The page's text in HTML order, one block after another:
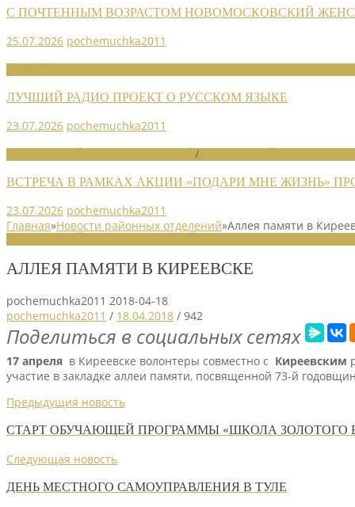
С ПОЧТЕННЫМ ВОЗРАСТОМ НОВОМОСКОВСКИЙ
25.07.2026 pochemuchka2011
ЛУЧШИЙ РАДИО ПРОЕКТ О РУССКОМ ЯЗЫКЕ
23.07.2026 pochemuchka2011
/
ВСТРЕЧА В РАМКАХ АКЦИИ «ПОДАРИ МНЕ ЖИЗНЬ»
23.07.2026 pochemuchka2011
Главная»Новости районных отделений»Аллея памяти в
АЛЛЕЯ ПАМЯТИ В КИРЕЕВСКЕ
pochemuchka2011 2018-04-18
pochemuchka2011 / 18.04.2018 / 942
Поделиться в социальных сетях
17 апреля в Киреевске волонтеры совместно с Киреевским
участие в закладке аллеи памяти, посвященной 73-й
Предыдущия новость
СТАРТ ОБУЧАЮЩЕЙ ПРОГРАММЫ «ШКОЛА ЗОЛОТОГО
Следующая новость
ДЕНЬ МЕСТНОГО САМОУПРАВЛЕНИЯ В ТУЛЕ